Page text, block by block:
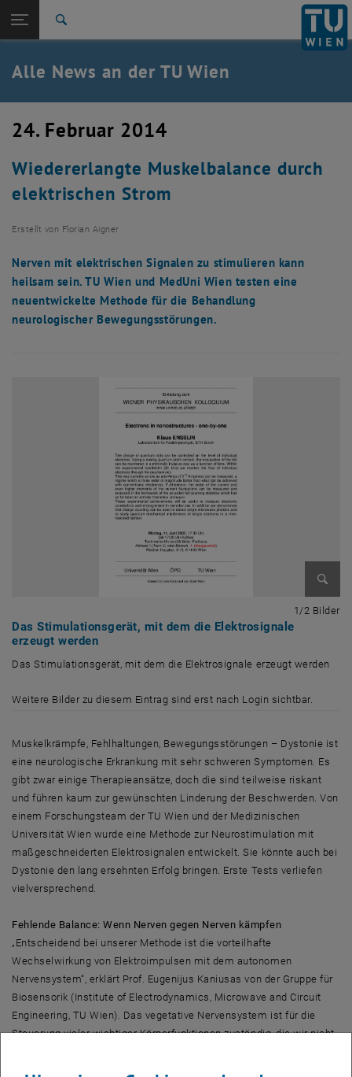
TU Login
Quicklinks
Quicklinks-Menü umschalten
Studium
Karriere
Zurück: Subseiten von TU Wien Startseite auflisten
Zurück zur letzten Ebene:
TU Wien Startseite
Übersicht
Alle News an der TU Wien
24. Februar 2014
Wiedererlangte Muskelbalance durch
elektrischen Strom
Erstellt von Florian Aigner
Nerven mit elektrischen Signalen zu stimulieren kann
heilsam sein. TU Wien und MedUni Wien testen eine
neuentwickelte Methode für die Behandlung
neurologischer Bewegungsstörungen.
Bild
1/2 Bilder
Das Stimulationsgerät, mit dem die Elektrosignale
erzeugt werden
Das Stimulationsgerät, mit dem die Elektrosignale erzeugt werden
Weitere Bilder zu diesem Eintrag sind erst nach Login sichtbar.
Muskelkrämpfe, Fehlhaltungen, Bewegungsstörungen – Dystonie ist
eine neurologische Erkrankung mit sehr schweren Symptomen. Es
gibt zwar einige Therapieansätze, doch die sind teilweise riskant
und führen kaum zur gewünschten Linderung der Beschwerden. Von
einem Forschungsteam der TU Wien und der Medizinischen
Universität Wien wurde eine Methode zur Neurostimulation mit
maßgeschneiderten Elektrosignalen entwickelt. Sie könnte auch bei
Dystonie den lang ersehnten Erfolg bringen. Erste Tests verliefen
vielversprechend.
Fehlende Balance: Wenn Nerven gegen Nerven kämpfen
„Entscheidend bei unserer Methode ist die vorteilhafte
Wechselwirkung von Elektroimpulsen mit dem autonomen
Nervensystem“, erklärt Prof. Eugenijus Kaniusas von der Gruppe für
Biosensorik (Institute of Electrodynamics, Microwave and Circuit
Engineering, TU Wien). Das vegetative Nervensystem ist für die
Steuerung vieler wichtiger Körperfunktionen zuständig, die wir nicht